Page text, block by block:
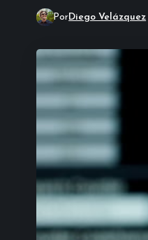
PorDiego Velázquez